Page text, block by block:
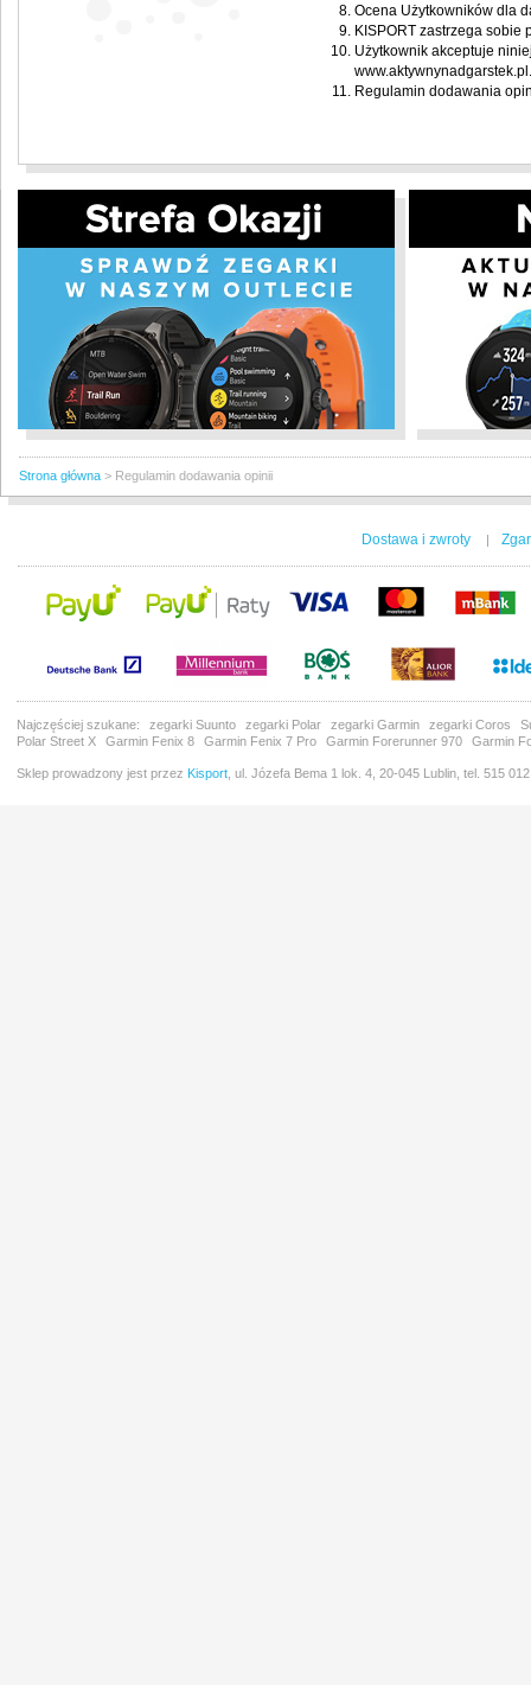
Ocena Użytkowników dla
KISPORT zastrzega sobie
Użytkownik akceptuje
www.aktywnynadgarstek.pl.
Regulamin dodawania
Strona główna > Regulamin dodawania opinii
Dostawa i zwroty |
Najczęściej szukane: zegarki Suunto zegarki Polar zegarki Garmin zegarki Coros
Polar Street X
Garmin Fenix 8 Garmin Fenix 7 Pro Garmin Forerunner 970 Garmin
Sklep prowadzony jest przez Kisport , ul. Józefa Bema 1 lok. 4, 20-045 Lublin, tel. 515